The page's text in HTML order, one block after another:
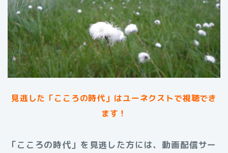
見逃した「こころの時代」はユーネクストで視聴でき
ます！
「こころの時代」を見逃した方には、動画配信サー